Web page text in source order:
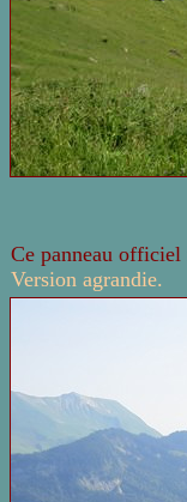
Ce panneau
Version agrandie.